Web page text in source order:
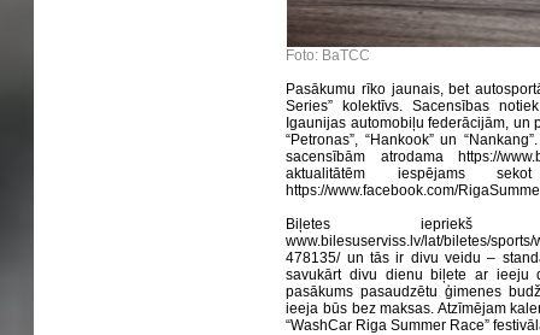
Foto: BaTCC
Pasākumu rīko jaunais, bet
Series” kolektīvs. Sacensības
Igaunijas automobiļu federācijām, un
“Petronas”, “Hankook” un
sacensībām atrodama https://
aktualitātēm iespējams
https://www.facebook.com/
Biļetes iepriekš
www.bilesuserviss.lv/lat/biletes/
478135/ un tās ir divu veidu –
savukārt divu dienu biļete ar ieeju
pasākums pasaudzētu ģimenes
ieeja būs bez maksas. Atzīmējam
“WashCar Riga Summer Race”